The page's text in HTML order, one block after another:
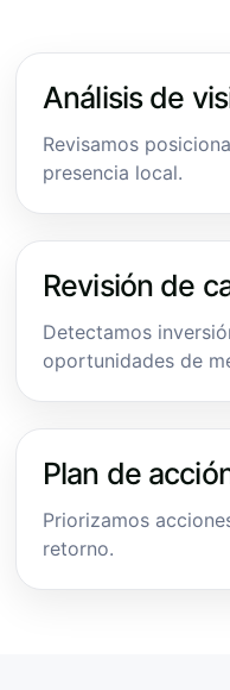
Análisis de
Revisamos
presencia local.
Revisión de
Detectamos
oportunidades de
Plan de
Priorizamos
retorno.